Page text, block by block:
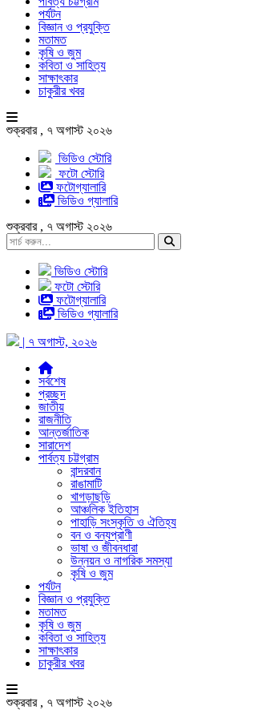
পর্যটন
বিজ্ঞান ও প্রযুক্তি
মতামত
কৃষি ও জুম
কবিতা ও সাহিত্য
সাক্ষাৎকার
চাকুরীর খবর
শুক্রবার , ৭ অগাস্ট ২০২৬
ভিডিও স্টোরি
ফটো স্টোরি
ফটোগ্যালারি
ভিডিও গ্যালারি
শুক্রবার , ৭ অগাস্ট ২০২৬
ভিডিও স্টোরি
ফটো স্টোরি
ফটোগ্যালারি
ভিডিও গ্যালারি
| ৭ অগাস্ট, ২০২৬
সর্বশেষ
প্রচ্ছদ
জাতীয়
রাজনীতি
আন্তর্জাতিক
সারাদেশ
পার্বত্য চট্টগ্রাম
বান্দরবান
রাঙামাটি
খাগড়াছড়ি
আঞ্চলিক ইতিহাস
পাহাড়ি সংস্কৃতি ও ঐতিহ্য
বন ও বন্যপ্রাণী
ভাষা ও জীবনধারা
উন্নয়ন ও নাগরিক সমস্যা
কৃষি ও জুম
পর্যটন
বিজ্ঞান ও প্রযুক্তি
মতামত
কৃষি ও জুম
কবিতা ও সাহিত্য
সাক্ষাৎকার
চাকুরীর খবর
শুক্রবার , ৭ অগাস্ট ২০২৬